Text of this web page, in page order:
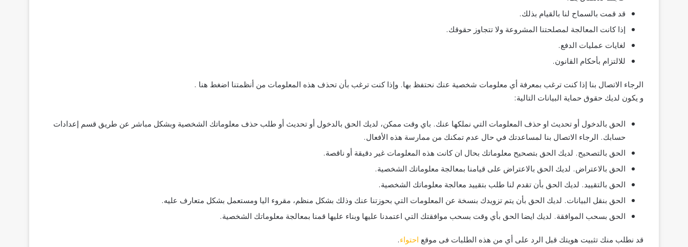
قد قمت بالسماح لنا بالقيام بذلك.
إذا كانت المعالجة لمصلحتنا المشروعة ولا تتجاوز حقوقك.
لغايات عمليات الدفع.
للالتزام بأحكام القانون.
الرجاء الاتصال بنا إذا كنت ترغب بمعرفة أي معلومات شخصية عنك نحتفظ بها. وإذا كنت ترغب بأن تحذف هذه المعلومات من أنظمتنا اضغط هنا .
و يكون لديك حقوق حماية البيانات التالية:
الحق بالدخول أو تحديث او حذف المعلومات التي نملكها عنك. باي وقت ممكن، لديك الحق بالدخول أو تحديث أو طلب حذف معلوماتك الشخصية وبشكل مباشر عن طريق قسم إعدادات
حسابك. الرجاء الاتصال بنا لمساعدتك في حال عدم تمكنك من ممارسة هذه الأفعال.
الحق بالتصحيح. لديك الحق بتصحيح معلوماتك بحال ان كانت هذه المعلومات غير دقيقة أو ناقصة.
الحق بالاعتراض. لديك الحق بالاعتراض على قيامنا بمعالجة معلوماتك الشخصية.
الحق بالتقييد. لديك الحق بأن تقدم لنا طلب بتقييد معالجة معلوماتك الشخصية.
الحق بنقل البيانات. لديك الحق بأن يتم تزويدك بنسخة عن المعلومات التي بحوزتنا عنك وذلك بشكل منظم، مقروء اليا ومستعمل بشكل متعارف عليه.
الحق بسحب الموافقة. لديك ايضا الحق بأي وقت بسحب موافقتك التي اعتمدنا عليها وبناء عليها قمنا بمعالجة معلوماتك الشخصية.
قد نطلب منك تثبيت هويتك قبل الرد على أي من هذه الطلبات فى موقع احتواء.